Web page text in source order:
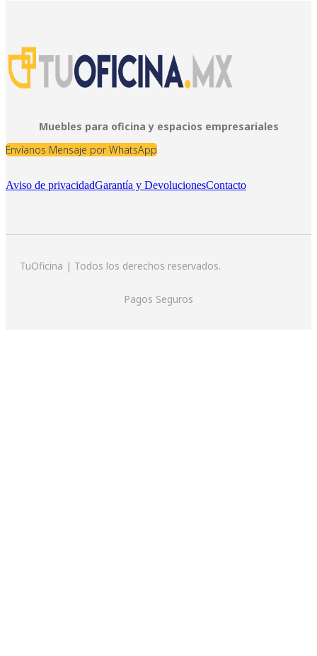
Muebles para oficina y espacios empresariales
Envíanos Mensaje por WhatsApp
Aviso de privacidadGarantía y DevolucionesContacto
TuOficina | Todos los derechos reservados.
Pagos Seguros